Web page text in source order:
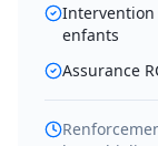
Intervention
enfants
Assurance